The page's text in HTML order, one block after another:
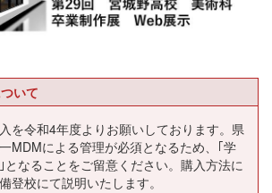
いて
を令和4年度よりお願いしております。県
MDMによる管理が必須となるため、｢学
となることをご留意ください。購入方法に
登校にて説明いたします。